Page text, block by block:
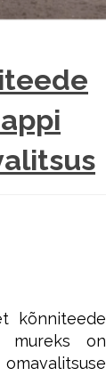
kõnniteede
mureks on